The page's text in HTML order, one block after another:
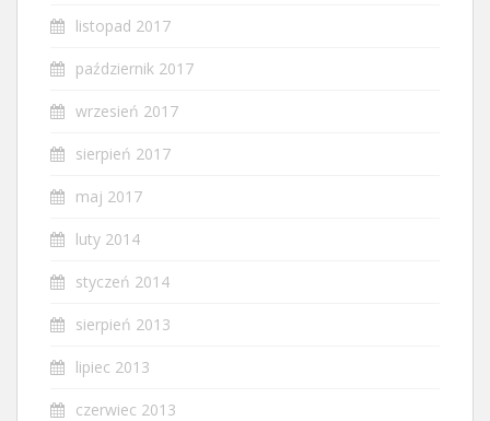
listopad 2017
październik 2017
wrzesień 2017
sierpień 2017
maj 2017
luty 2014
styczeń 2014
sierpień 2013
lipiec 2013
czerwiec 2013